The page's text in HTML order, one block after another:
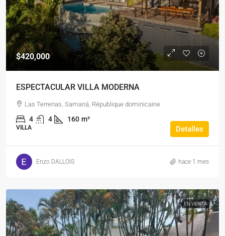
$420,000
ESPECTACULAR VILLA MODERNA
Las Terrenas, Samaná, République dominicaine
4 4 160 m²
VILLA Detalles
Enzo DALLOIS hace 1 mes
EN VENTA